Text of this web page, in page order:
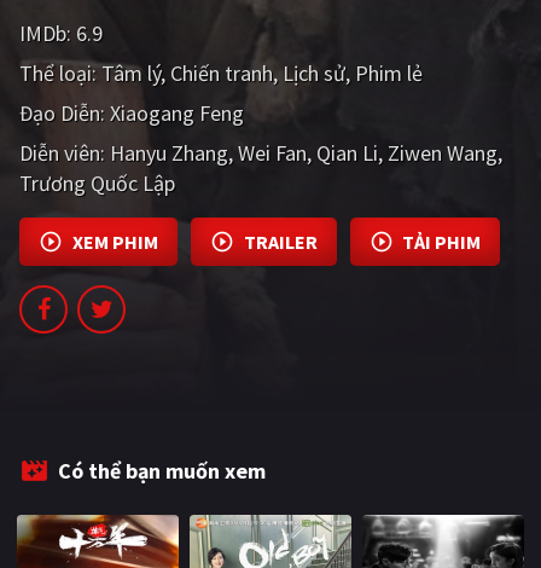
CẬP NHẬT
PHIM MỚI
PHIM BỘ
PHIM LẺ
PHIM CHIẾU RẠP
TUYỂN TẬP PHIM
BLOG
IMDb: 6.9
Thể loại: Tâm lý Chiến tranh Lịch sử Phim lẻ
Đạo Diễn:Xiaogang Feng
Diễn viên: Hanyu Zhang Wei Fan Qian Li Ziwen Wang
Trương Quốc Lập
XEM PHIM TRAILER TẢI PHIM
Có thể bạn muốn xem